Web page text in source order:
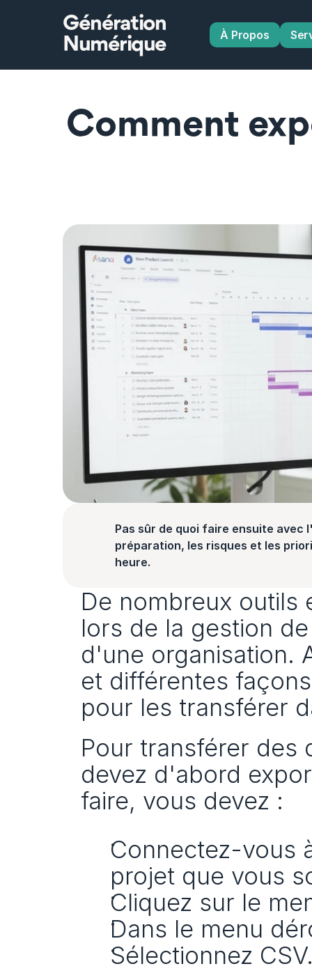
Génération
Numérique
À Propos
Comment
Pas sûr de quoi faire ensuite avec
préparation, les risques et les
heure.
De nombreux outils
lors de la gestion
d'une organisation.
et différentes
pour les transférer
Pour transférer des
devez d'abord
faire, vous devez :
Connectez-vous
projet que vous
Cliquez sur le
Dans le menu
Sélectionnez